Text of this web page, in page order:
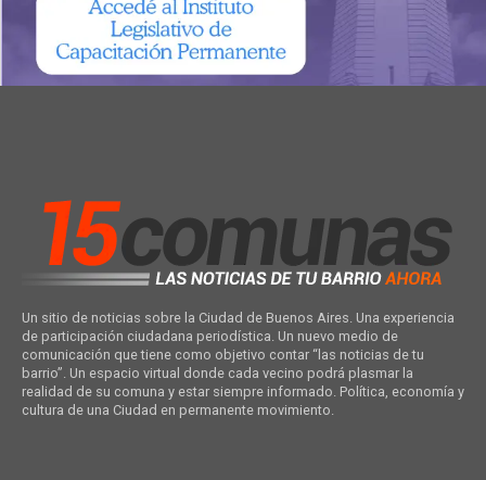
Un sitio de noticias sobre la Ciudad de Buenos Aires. Una experiencia
de participación ciudadana periodística. Un nuevo medio de
comunicación que tiene como objetivo contar “las noticias de tu
barrio”. Un espacio virtual donde cada vecino podrá plasmar la
realidad de su comuna y estar siempre informado. Política, economía y
cultura de una Ciudad en permanente movimiento.